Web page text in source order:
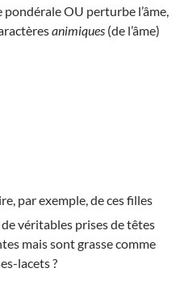
OU perturbe l’âme,
animiques (de l’âme)
par exemple, de ces filles
véritables prises de têtes
mais sont grasse comme
lacets ?